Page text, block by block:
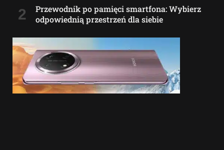
Przewodnik po pamięci smartfona: Wybierz
odpowiednią przestrzeń dla siebie